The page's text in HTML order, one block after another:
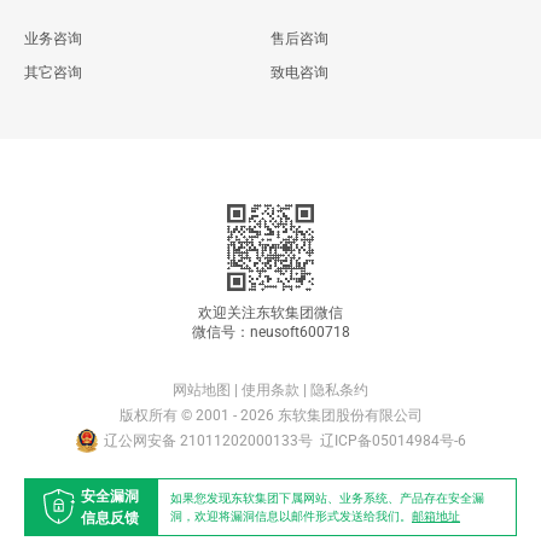
业务咨询
售后咨询
其它咨询
致电咨询
欢迎关注东软集团微信
微信号：neusoft600718
网站地图 | 使用条款 | 隐私条约
版权所有 © 2001 - 2026 东软集团股份有限公司
辽公网安备 21011202000133号 辽ICP备05014984号-6
安全漏洞
信息反馈
如果您发现东软集团下属网站、业务系统、产品存在安全漏
洞，欢迎将漏洞信息以邮件形式发送给我们。 邮箱地址